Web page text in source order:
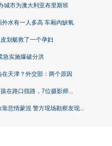
城市为澳大利亚布里斯班
水有一人多高 车厢内缺氧
划艇救了一个孕妇
急实施爆破分洪
天津？外交部：两个原因
在路口指路，7位摄影师...
悲情蒙混 警方现场勘察发现...